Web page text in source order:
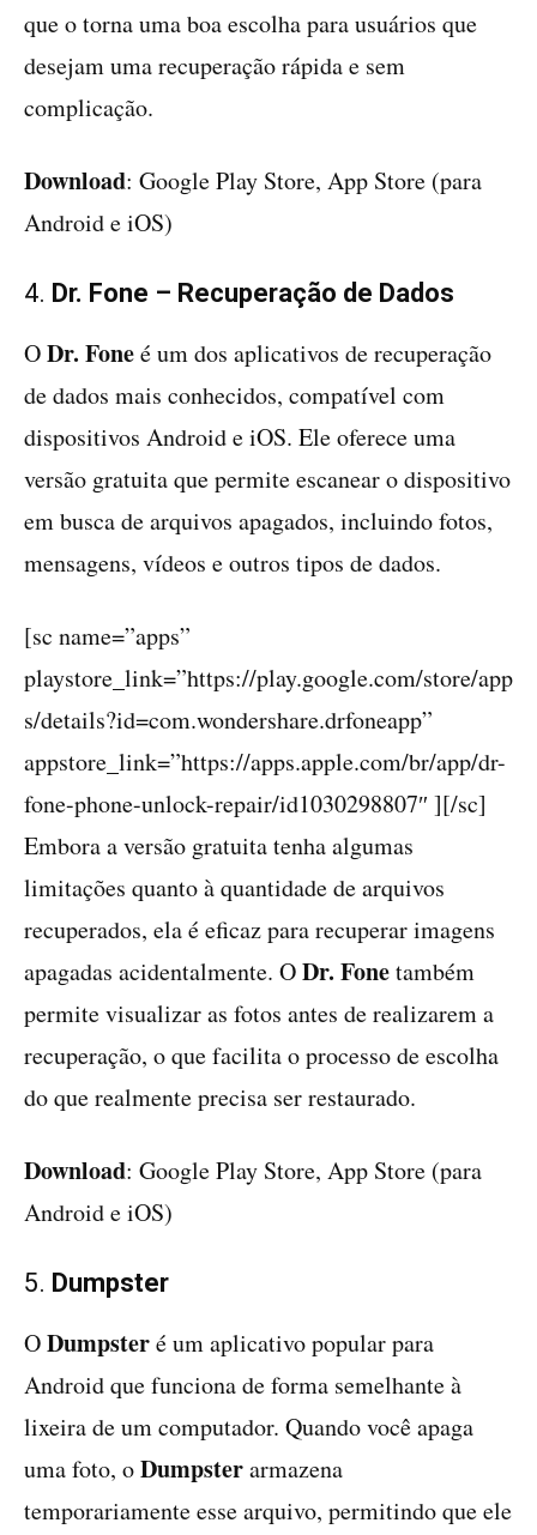
que o torna uma boa escolha para usuários que
desejam uma recuperação rápida e sem
complicação.
Download: Google Play Store, App Store (para
Android e iOS)
4. Dr. Fone – Recuperação de Dados
ODr. Foneé um dos aplicativos de recuperação
de dados mais conhecidos, compatível com
dispositivos Android e iOS. Ele oferece uma
versão gratuita que permite escanear o dispositivo
em busca de arquivos apagados, incluindo fotos,
mensagens, vídeos e outros tipos de dados.
[sc name=”apps”
playstore_link=”https://play.google.com/store/app
s/details?id=com.wondershare.drfoneapp”
appstore_link=”https://apps.apple.com/br/app/dr-
fone-phone-unlock-repair/id1030298807″ ][/sc]
Embora a versão gratuita tenha algumas
limitações quanto à quantidade de arquivos
recuperados, ela é eficaz para recuperar imagens
apagadas acidentalmente. ODr. Fonetambém
permite visualizar as fotos antes de realizarem a
recuperação, o que facilita o processo de escolha
do que realmente precisa ser restaurado.
Download: Google Play Store, App Store (para
Android e iOS)
5. Dumpster
ODumpsteré um aplicativo popular para
Android que funciona de forma semelhante à
lixeira de um computador. Quando você apaga
uma foto, oDumpsterarmazena
temporariamente esse arquivo, permitindo que ele